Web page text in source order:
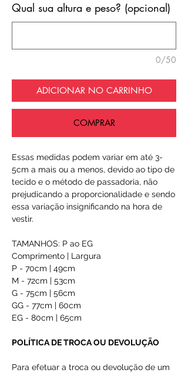
Qual sua altura e peso? (opcional)
0/50
ADICIONAR NO CARRINHO
COMPRAR
Essas medidas podem variar em até 3-
5cm a mais ou a menos, devido ao tipo de
tecido e o método de passadoria, não
prejudicando a proporcionalidade e sendo
essa variação insignificando na hora de
vestir.
TAMANHOS: P ao EG
Comprimento | Largura
P - 70cm | 49cm
M - 72cm | 53cm
G - 75cm | 56cm
GG - 77cm | 60cm
EG - 80cm | 65cm
POLÍTICA DE TROCA OU DEVOLUÇÃO
Para efetuar a troca ou devolução de um